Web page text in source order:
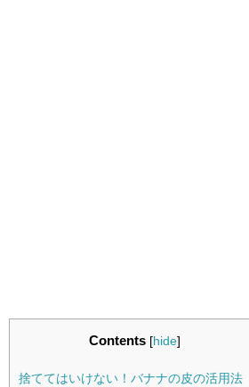
Contents [hide]
捨ててはいけない！バナナの皮の活用法